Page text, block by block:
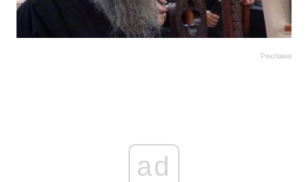
Реклама
ad